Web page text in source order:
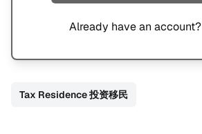
Already have an account?
Tax Residence 投资移民